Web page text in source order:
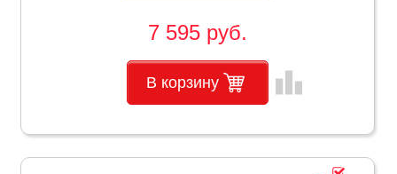
7 595 руб.
В корзину leaderboard